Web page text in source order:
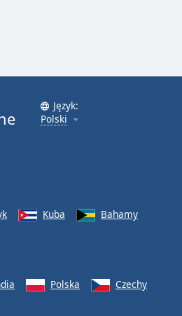
Język:
Polski
Kuba
Bahamy
Polska Czechy